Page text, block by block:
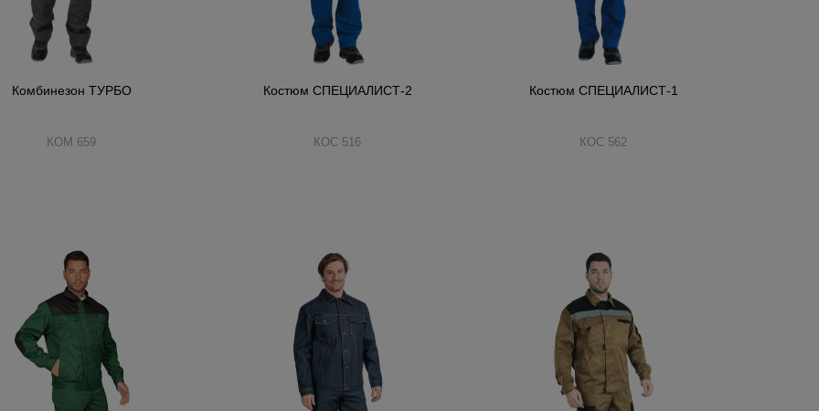
Комбинезон ТУРБО
КОМ 659
Костюм СПЕЦИАЛИСТ-2
КОС 516
Костюм СПЕЦИАЛИСТ-1
КОС 562